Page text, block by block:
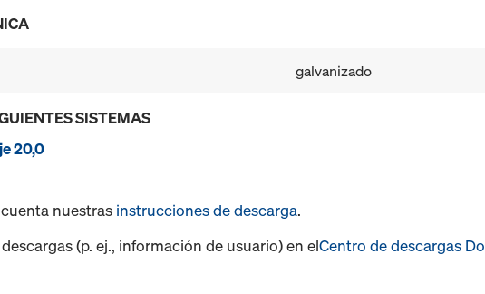
galvanizado
SISTEMAS
20,0
nuestras instrucciones de descarga.
(p. ej., información de usuario) en elCentro de descargas